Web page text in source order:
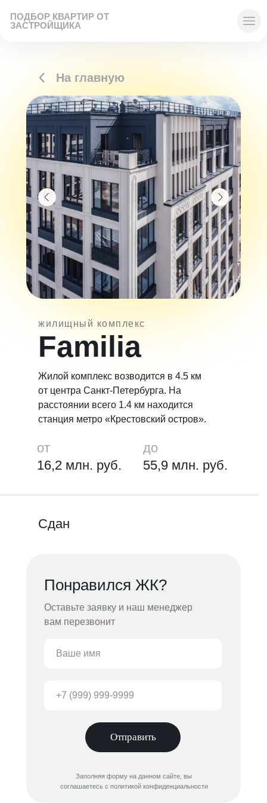
ПОДБОР КВАРТИР ОТ
ЗАСТРОЙЩИКА
Оставьте заявку и наш менеджер
вам перезвонит
Понравился ЖК?
Заполняя форму на данном сайте, вы
соглашаетесь с политикой конфиденциальности
На главную
Жилой комплекс возводится в 4.5 км
от центра Санкт-Петербурга. На
расстоянии всего 1.4 км находится
станция метро «Крестовский остров».
жилищный комплекс
Familia
16,2 млн. руб.
Сдан
55,9 млн. руб.
от до
Отправить